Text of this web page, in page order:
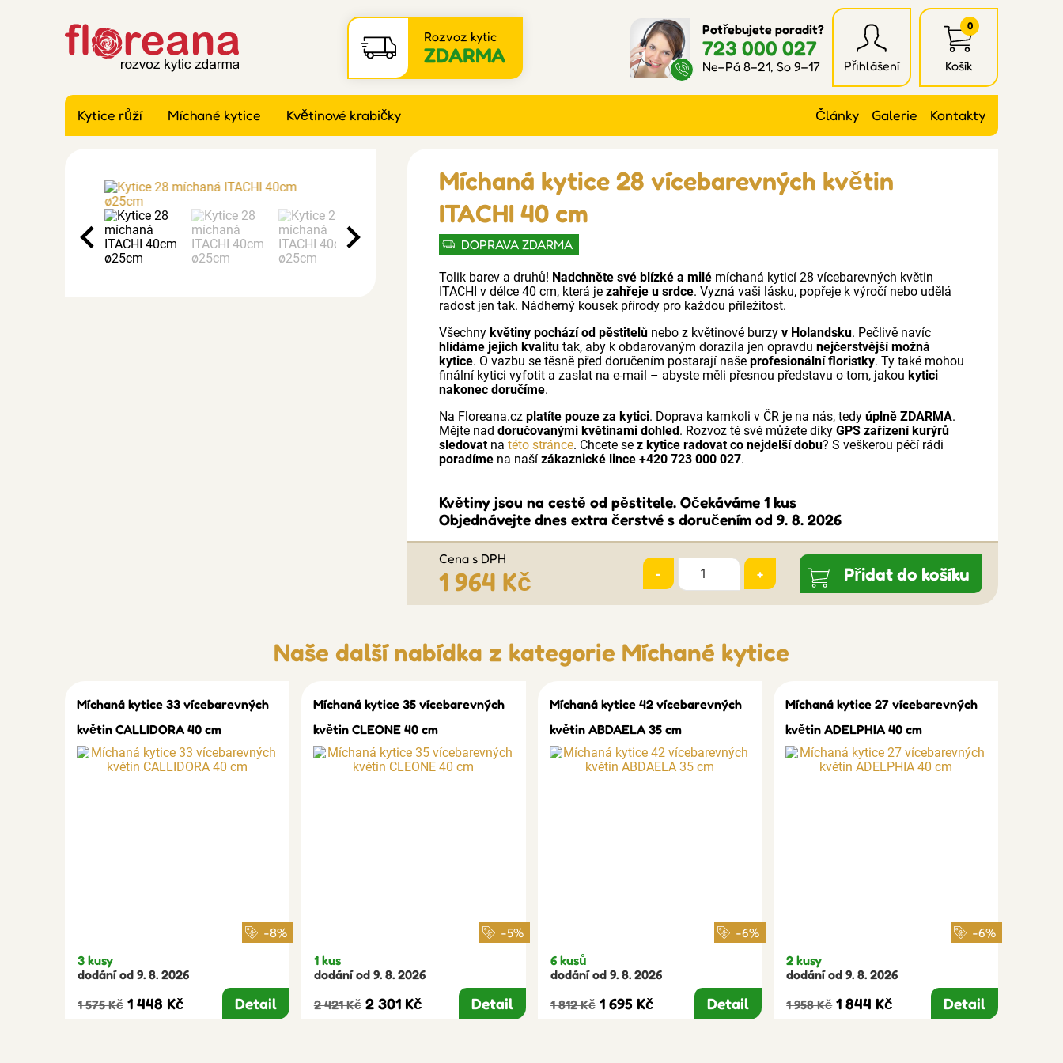
Rozvoz kytic
ZDARMA
Potřebujete poradit?
723 000 027
Ne–Pá 8–21, So 9–17 Přihlášení
0
Košík
Kytice růží Míchané kytice Květinové krabičky Články Galerie Kontakty
Míchaná kytice 28 vícebarevných květin
ITACHI 40 cm
DOPRAVA ZDARMA
Tolik barev a druhů! Nadchněte své blízké a milé míchaná kyticí 28 vícebarevných květin
ITACHI v délce 40 cm, která jezahřeje u srdce. Vyzná vaši lásku, popřeje k výročí nebo udělá
radost jen tak. Nádherný kousek přírody pro každou příležitost.
Všechnykvětiny pochází od pěstitelů nebo z květinové burzyv Holandsku. Pečlivě navíc
hlídáme jejich kvalitu tak, aby k obdarovaným dorazila jen opravdunejčerstvější možná
kytice. O vazbu se těsně před doručením postarají našeprofesionální floristky. Ty také mohou
finální kytici vyfotit a zaslat na e-mail – abyste měli přesnou představu o tom, jakoukytici
nakonec doručíme.
Na Floreana.czplatíte pouze za kytici. Doprava kamkoli v ČR je na nás, tedyúplně ZDARMA.
Mějte naddoručovanými květinami dohled. Rozvoz té své můžete díkyGPS zařízení kurýrů
sledovatnatéto stránce. Chcete sez kytice radovat co nejdelší dobu? S veškerou péčí rádi
poradíme na našízákaznické lince +420 723 000 027.
Květiny jsou na cestě od pěstitele. Očekáváme 1 kus
Objednávejte dnes extra čerstvé s doručením od 9. 8. 2026
Cena s DPH
1 964 Kč - + Přidat do košíku
Naše další nabídka z kategorie Míchané kytice
Míchaná kytice 33 vícebarevných
květin CALLIDORA 40 cm
-8%
3 kusy
dodání od 9. 8. 2026
1 575 Kč 1 448 Kč Detail
Míchaná kytice 35 vícebarevných
květin CLEONE 40 cm
-5%
1 kus
dodání od 9. 8. 2026
2 421 Kč 2 301 Kč Detail
Míchaná kytice 42 vícebarevných
květin ABDAELA 35 cm
-6%
6 kusů
dodání od 9. 8. 2026
1 812 Kč 1 695 Kč Detail
Míchaná kytice 27 vícebarevných
květin ADELPHIA 40 cm
-6%
2 kusy
dodání od 9. 8. 2026
1 958 Kč 1 844 Kč Detail